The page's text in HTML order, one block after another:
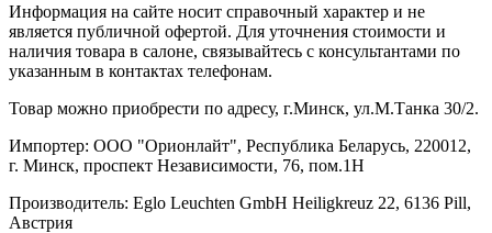
Информация на сайте носит справочный характер и не
является публичной офертой. Для уточнения стоимости и
наличия товара в салоне, связывайтесь с консультантами по
указанным в контактах телефонам.
Товар можно приобрести по адресу, г.Минск, ул.М.Танка 30/2.
Импортер: ООО "Орионлайт", Республика Беларусь, 220012,
г. Минск, проспект Независимости, 76, пом.1Н
Производитель: Eglo Leuchten GmbH Heiligkreuz 22, 6136 Pill,
Австрия